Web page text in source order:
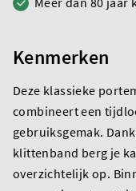
Kenmerken
Deze klassieke
combineert een
gebruiksgemak.
klittenband berg je
overzichtelijk op.